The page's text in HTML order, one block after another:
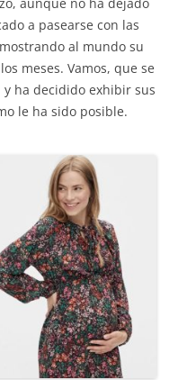
a pasearse con las
al mundo su
meses. Vamos, que se
ha decidido exhibir sus
le ha sido posible.